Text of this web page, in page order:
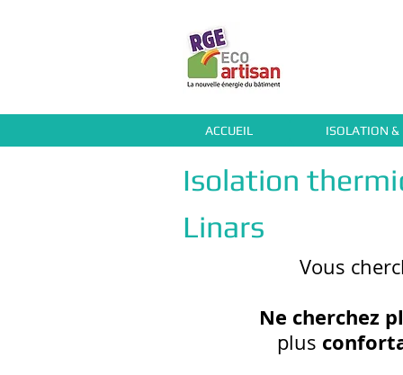
ACCUEIL ISOLATION &
Isolation
Linars
Vous
Ne cherchez
plus